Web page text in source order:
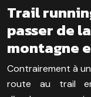
Trail
passer de
montagne
Contrairement à
route au trail